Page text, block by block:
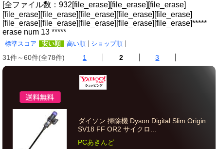
[全ファイル数：932[file_erase][file_erase][file_erase]
[file_erase][file_erase][file_erase][file_erase][file_erase]
[file_erase][file_erase][file_erase][file_erase][file_erase]*****
erase num 13 *****
標準スコア 安い順 高い順 ショップ順
31件～60件(全78件) 1 2 3
ダイソン 掃除機 Dyson Digital Slim Origin
SV18 FF OR2 サイクロ...
PCあきんど